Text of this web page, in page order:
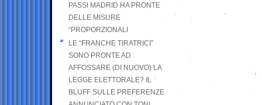
PASSI MADRID HA PRONTE
DELLE MISURE
“PROPORZIONALI
LE “FRANCHE TIRATRICI”
SONO PRONTE AD
AFFOSSARE (DI NUOVO) LA
LEGGE ELETTORALE? IL
BLUFF SULLE PREFERENZE